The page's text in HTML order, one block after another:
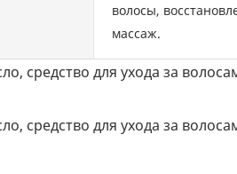
волосы,
массаж.